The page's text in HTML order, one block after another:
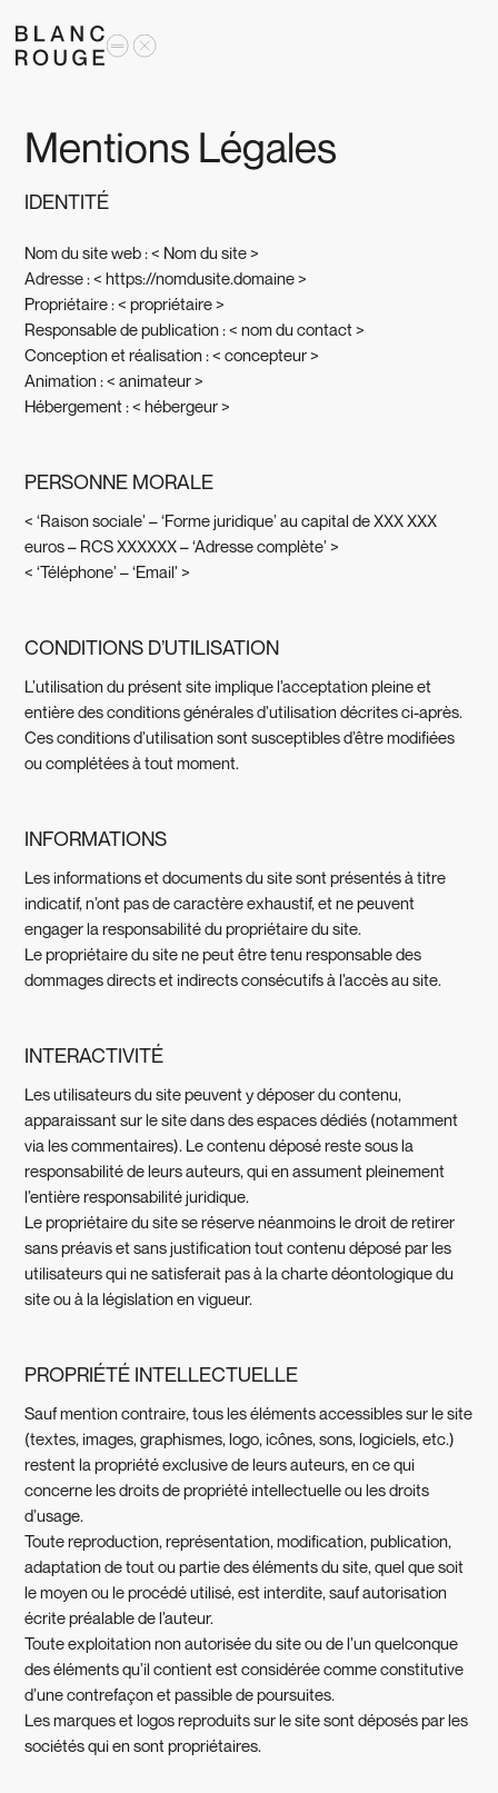
Mentions Légales
IDENTITÉ
Nom du site web : < Nom du site >
Adresse : < https://nomdusite.domaine >
Propriétaire : < propriétaire >
Responsable de publication : < nom du contact >
Conception et réalisation : < concepteur >
Animation : < animateur >
Hébergement : < hébergeur >
PERSONNE MORALE
< ‘Raison sociale’ – ‘Forme juridique’ au capital de XXX XXX
euros – RCS XXXXXX – ‘Adresse complète’ >
< ‘Téléphone’ – ‘Email’ >
CONDITIONS D’UTILISATION
L’utilisation du présent site implique l’acceptation pleine et
entière des conditions générales d’utilisation décrites ci-après.
Ces conditions d’utilisation sont susceptibles d’être modifiées
ou complétées à tout moment.
INFORMATIONS
Les informations et documents du site sont présentés à titre
indicatif, n’ont pas de caractère exhaustif, et ne peuvent
engager la responsabilité du propriétaire du site.
Le propriétaire du site ne peut être tenu responsable des
dommages directs et indirects consécutifs à l’accès au site.
INTERACTIVITÉ
Les utilisateurs du site peuvent y déposer du contenu,
apparaissant sur le site dans des espaces dédiés (notamment
via les commentaires). Le contenu déposé reste sous la
responsabilité de leurs auteurs, qui en assument pleinement
l’entière responsabilité juridique.
Le propriétaire du site se réserve néanmoins le droit de retirer
sans préavis et sans justification tout contenu déposé par les
utilisateurs qui ne satisferait pas à la charte déontologique du
site ou à la législation en vigueur.
PROPRIÉTÉ INTELLECTUELLE
Sauf mention contraire, tous les éléments accessibles sur le site
(textes, images, graphismes, logo, icônes, sons, logiciels, etc.)
restent la propriété exclusive de leurs auteurs, en ce qui
concerne les droits de propriété intellectuelle ou les droits
d’usage.
Toute reproduction, représentation, modification, publication,
adaptation de tout ou partie des éléments du site, quel que soit
le moyen ou le procédé utilisé, est interdite, sauf autorisation
écrite préalable de l’auteur.
Toute exploitation non autorisée du site ou de l’un quelconque
des éléments qu’il contient est considérée comme constitutive
d’une contrefaçon et passible de poursuites.
Les marques et logos reproduits sur le site sont déposés par les
sociétés qui en sont propriétaires.